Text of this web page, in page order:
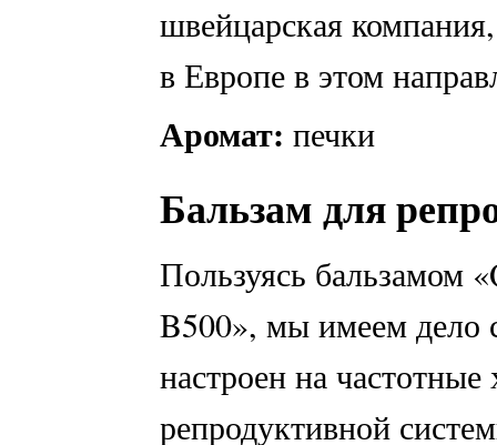
швейцарская
в Европе в этом
Аромат: печки
Бальзам для
Пользуясь бальзамом
B500», мы имеем дело
настроен на частотные
репродуктивной